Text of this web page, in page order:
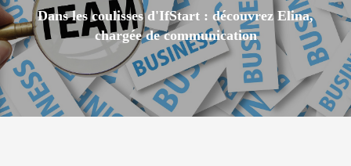
Dans les coulisses d'IfStart : découvrez Elina,
chargée de communication